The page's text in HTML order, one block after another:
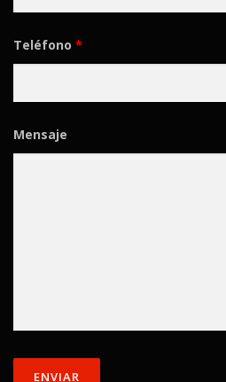
Teléfono *
Mensaje